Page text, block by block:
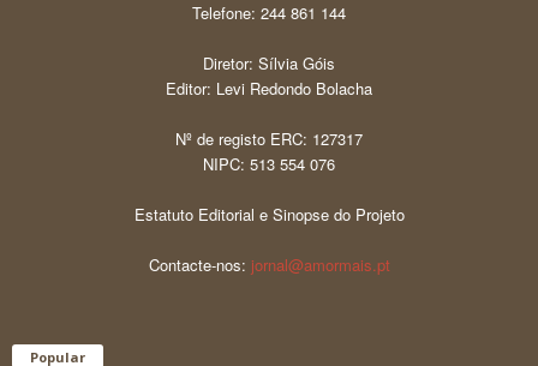
Telefone: 244 861 144
Diretor: Sílvia Góis
Editor: Levi Redondo Bolacha
Nº de registo ERC: 127317
NIPC: 513 554 076
Estatuto Editorial e Sinopse do Projeto
Contacte-nos: jornal@amormais.pt
Popular